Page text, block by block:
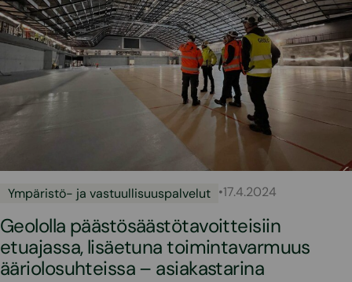
Ympäristö- ja vastuullisuuspalvelut •17.4.2024
Geololla päästösäästötavoitteisiin
etuajassa, lisäetuna toimintavarmuus
ääriolosuhteissa – asiakastarina